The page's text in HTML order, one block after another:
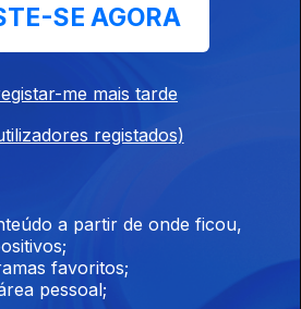
em Risco
SE AGORA
me mais tarde
registados)
a partir de onde ficou,
favoritos;
pessoal;